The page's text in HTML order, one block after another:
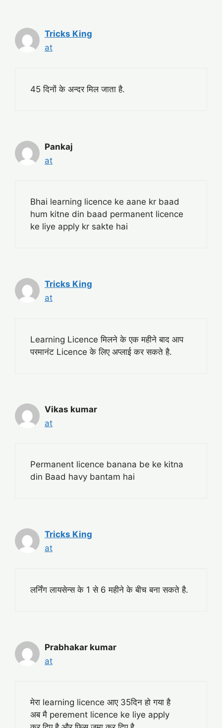
Tricks King
at
45 दिनों के अन्दर मिल जाता है.
Pankaj
at
Bhai learning licence ke aane kr baad
hum kitne din baad permanent licence
ke liye apply kr sakte hai
Tricks King
at
Learning Licence मिलने के एक महीने बाद आप
परमानंट Licence के लिए अप्लाई कर सकते है.
Vikas kumar
at
Permanent licence banana be ke kitna
din Baad havy bantam hai
Tricks King
at
लर्निंग लायसेन्स के 1 से 6 महीने के बीच बना सकते है.
Prabhakar kumar
at
मेरा learning licence आए 35दिन हो गया है
अब मै perement licence ke liye apply